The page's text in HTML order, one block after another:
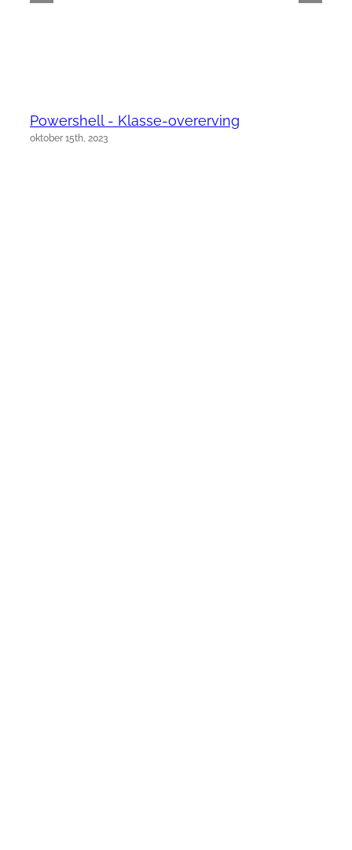
Powershell - Klasse-overerving
oktober 15th, 2023